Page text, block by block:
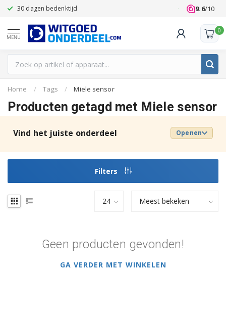
30 dagen bedenktijd Klanten
9.6/10
MENU
0
Home / Tags / Miele sensor
Producten getagd met Miele sensor
Vind het juiste onderdeel Openen
Filters
Geen producten gevonden!
GA VERDER MET WINKELEN